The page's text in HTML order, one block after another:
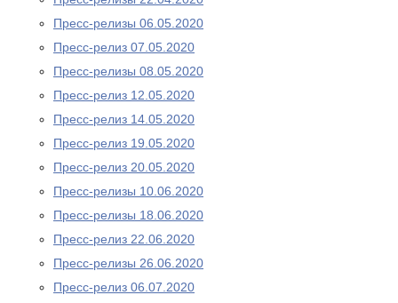
Пресс-релизы 06.05.2020
Пресс-релиз 07.05.2020
Пресс-релизы 08.05.2020
Пресс-релиз 12.05.2020
Пресс-релиз 14.05.2020
Пресс-релиз 19.05.2020
Пресс-релиз 20.05.2020
Пресс-релизы 10.06.2020
Пресс-релизы 18.06.2020
Пресс-релиз 22.06.2020
Пресс-релизы 26.06.2020
Пресс-релиз 06.07.2020